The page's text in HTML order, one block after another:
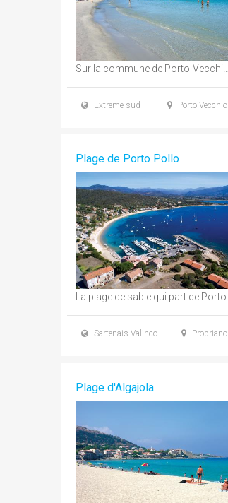
Extreme sud Porto Vecchio
Plage de Porto Pollo
Sartenais Valinco Propriano
Plage d'Algajola